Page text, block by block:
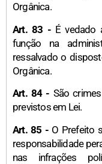
Orgânica.
Art. 83 -É vedado
função na
ressalvado o
Orgânica.
Art. 84 - São
previstos em Lei.
Art. 85 -O Prefeito
responsabilidade
nas infrações